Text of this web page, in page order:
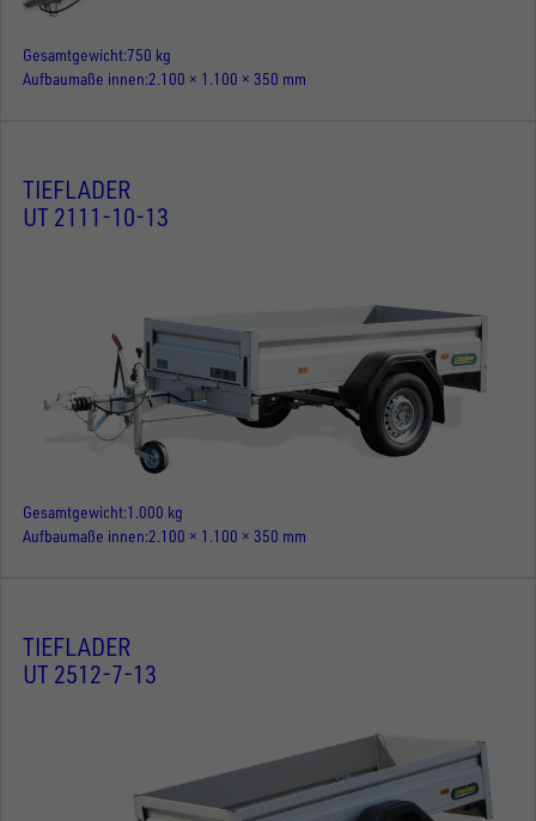
Gesamtgewicht 750 kg
Aufbaumaße innen 2.100 × 1.100 × 350 mm
TIEFLADER
UT 2111-10-13
Gesamtgewicht 1.000 kg
Aufbaumaße innen 2.100 × 1.100 × 350 mm
TIEFLADER
UT 2512-7-13